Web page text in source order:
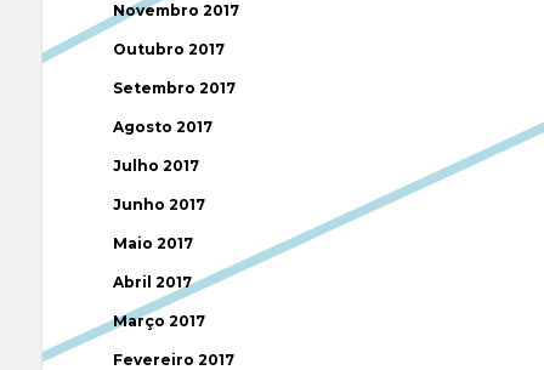
Novembro 2017
Outubro 2017
Setembro 2017
Agosto 2017
Julho 2017
Junho 2017
Maio 2017
Abril 2017
Março 2017
Fevereiro 2017